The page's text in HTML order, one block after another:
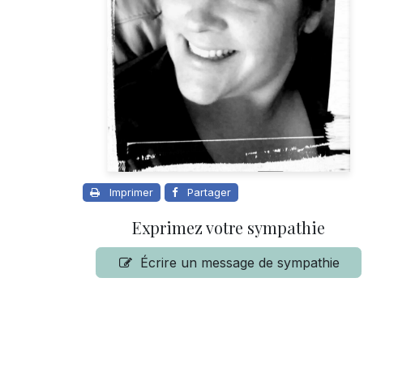
Imprimer Partager
Exprimez votre sympathie
Écrire un message de sympathie